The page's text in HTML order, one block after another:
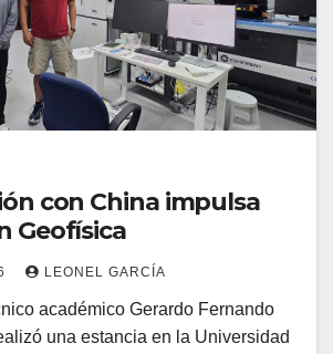
con China impulsa
Geofísica
LEONEL GARCÍA
académico Gerardo Fernando
una estancia en la Universidad